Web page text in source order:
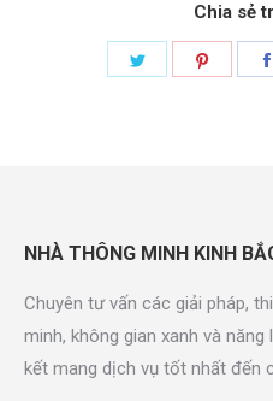
Chia sẻ
NHÀ THÔNG MINH KINH
Chuyên tư vấn các giải pháp,
minh, không gian xanh và
kết mang dịch vụ tốt nhất đến